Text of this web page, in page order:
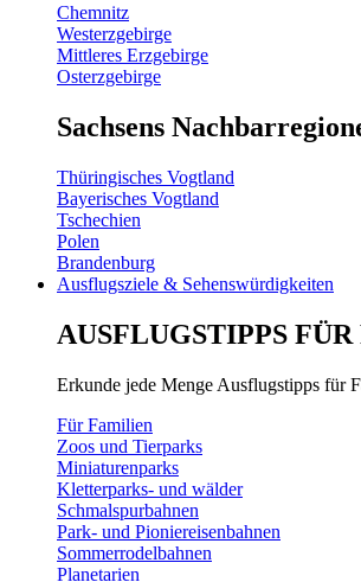
Chemnitz
Westerzgebirge
Mittleres Erzgebirge
Osterzgebirge
Sachsens
Thüringisches Vogtland
Bayerisches Vogtland
Tschechien
Polen
Brandenburg
Ausflugsziele & Sehenswürdigkeiten
AUSFLUGSTIPPS
Erkunde jede Menge Ausflugstipps für
Für Familien
Zoos und Tierparks
Miniaturenparks
Kletterparks- und wälder
Schmalspurbahnen
Park- und Pioniereisenbahnen
Sommerrodelbahnen
Planetarien